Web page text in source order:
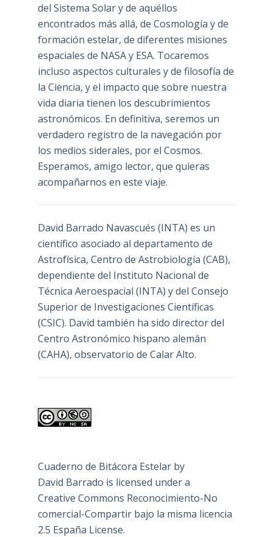
del Sistema Solar y de aquéllos
encontrados más allá, de Cosmología y de
formación estelar, de diferentes misiones
espaciales de NASA y ESA. Tocaremos
incluso aspectos culturales y de filosofía de
la Ciencia, y el impacto que sobre nuestra
vida diaria tienen los descubrimientos
astronómicos. En definitiva, seremos un
verdadero registro de la navegación por
los medios siderales, por el Cosmos.
Esperamos, amigo lector, que quieras
acompañarnos en este viaje.
David Barrado Navascués (INTA) es un
científico asociado al departamento de
Astrofísica, Centro de Astrobiología (CAB),
dependiente del Instituto Nacional de
Técnica Aeroespacial (INTA) y del Consejo
Superior de Investigaciones Científicas
(CSIC). David también ha sido director del
Centro Astronómico hispano alemán
(CAHA), observatorio de Calar Alto.
Cuaderno de Bitácora Estelarby
David Barrado is licensed under a
Creative Commons Reconocimiento-No
comercial-Compartir bajo la misma licencia
2.5 España License.